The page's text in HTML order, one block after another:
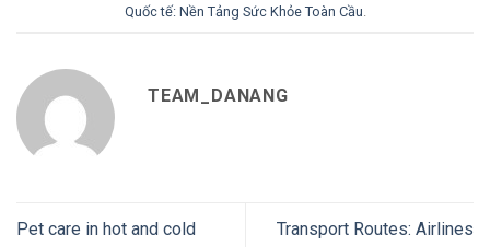
Quốc tế: Nền Tảng Sức Khỏe Toàn Cầu.
TEAM_DANANG
Pet care in hot and cold
Transport Routes: Airlines